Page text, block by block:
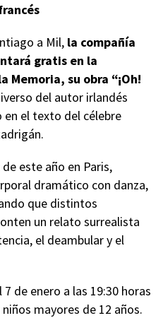
a Mil, la compañía
gratis en la
Memoria, su obra “¡Oh!
del autor irlandés
el texto del célebre
este año en Paris,
dramático con danza,
que distintos
un relato surrealista
el deambular y el
de enero a las 19:30 horas
mayores de 12 años.